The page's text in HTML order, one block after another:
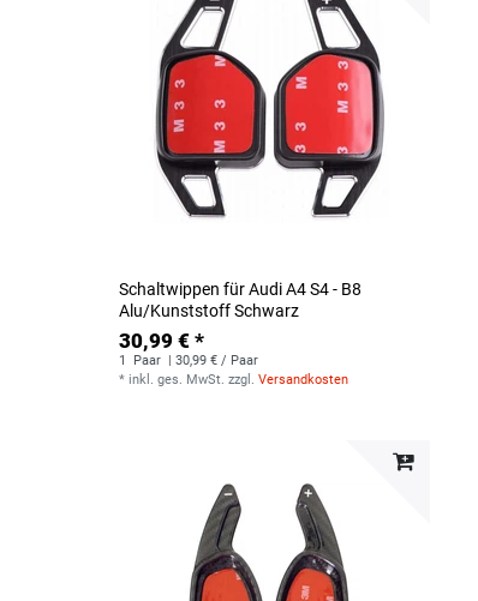
Schaltwippen für Audi A4 S4 - B8
Alu/Kunststoff Schwarz
30,99 € *
1 Paar
| 30,99 € / Paar
* inkl. ges. MwSt. zzgl.Versandkosten